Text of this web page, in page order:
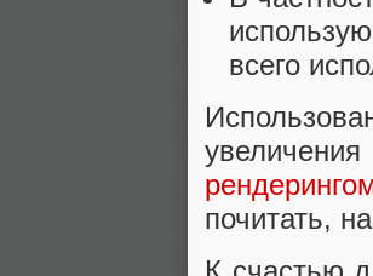
всего
почитать,